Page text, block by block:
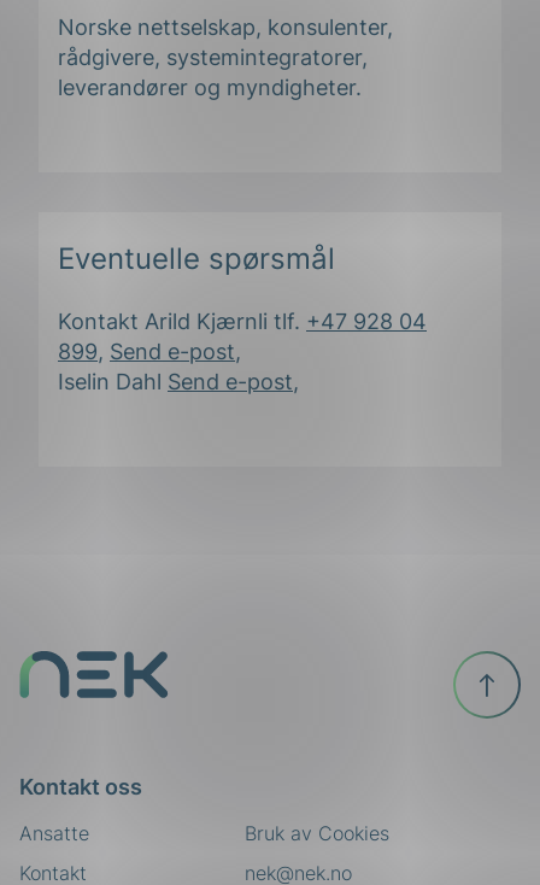
Norske nettselskap, konsulenter,
rådgivere, systemintegratorer,
leverandører og myndigheter.
Eventuelle spørsmål
Kontakt Arild Kjærnli tlf. +47 928 04
899, Send e-post,
Iselin Dahl Send e-post,
Kontakt oss
Ansatte
nek@nek.no
Kontakt
Bruk av Cookies
Til
toppen